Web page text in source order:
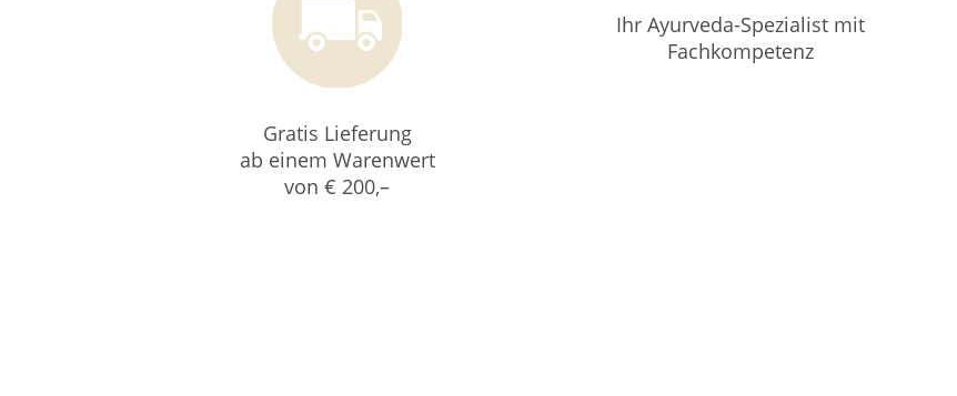
Gratis Lieferung
ab einem Warenwert
von € 200,–
Ihr Ayurveda-Spezialist mit
Fachkompetenz